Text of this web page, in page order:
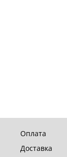
Оплата
Доставка